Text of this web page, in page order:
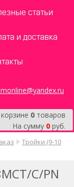
статьи
и доставка
0 товаров
На сумму 0 руб.
Тройки (9-10
C/PN